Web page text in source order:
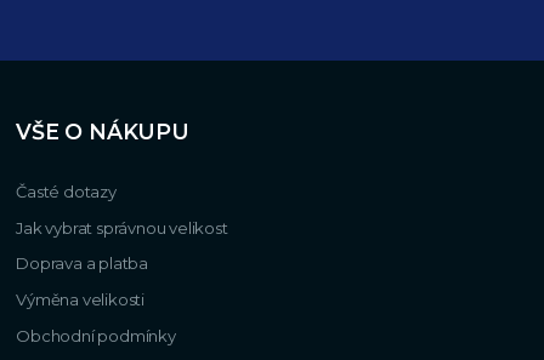
VŠE O NÁKUPU
Časté dotazy
Jak vybrat správnou velikost
Doprava a platba
Výměna velikosti
Obchodní podmínky